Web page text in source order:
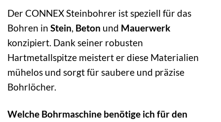
Der CONNEX Steinbohrer ist speziell für das
Bohren in Stein, Beton und Mauerwerk
konzipiert. Dank seiner robusten
Hartmetallspitze meistert er diese Materialien
mühelos und sorgt für saubere und präzise
Bohrlöcher.
Welche Bohrmaschine benötige ich für den